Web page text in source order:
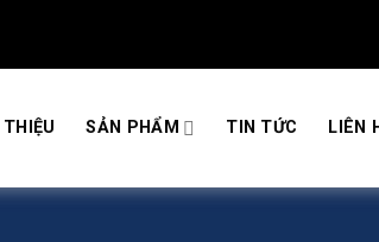
THIỆU SẢN PHẨM TIN TỨC LIÊN